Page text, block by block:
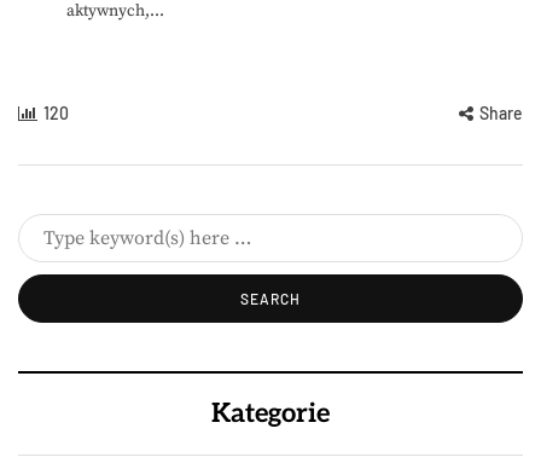
aktywnych,...
120 Share
Kategorie